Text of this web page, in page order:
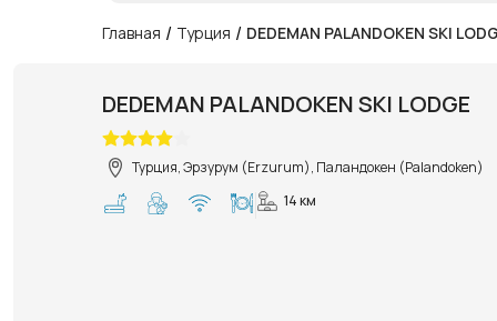
Главная / Турция / DEDEMAN PALANDOKEN SKI
DEDEMAN PALANDOKEN SKI LODGE
Турция, Эрзурум (Erzurum), Паландокен (Palandoken)
14 км